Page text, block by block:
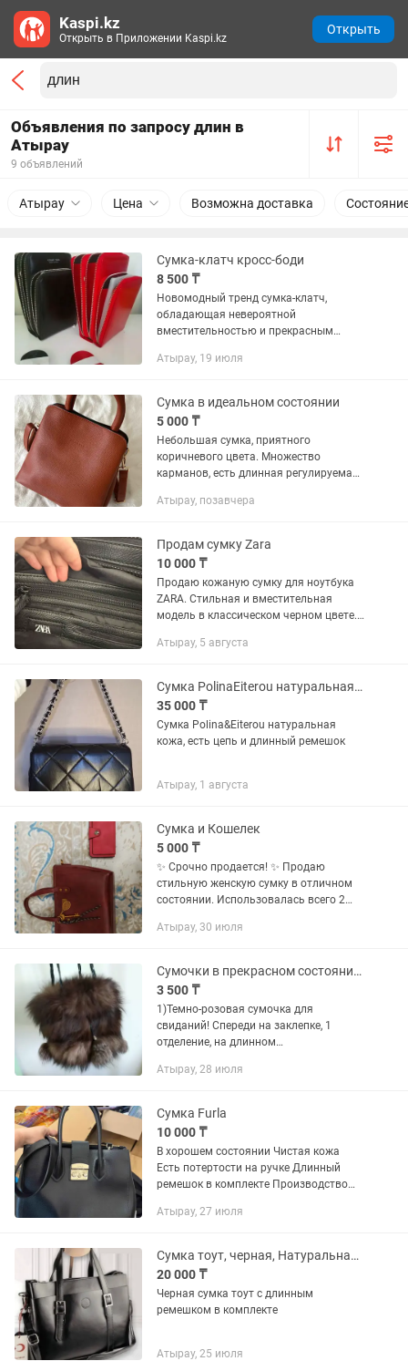
Объявления по запросу длин в
Атырау
9 объявлений
Атырау Цена Возможна доставка
Сумка-клатч кросс-боди
8 500 ₸
Новомодный тренд сумка-клатч,
обладающая невероятной
вместительностью и прекрасным
среднее отделения, кармашки для
заменитель кожи, не...
Атырау, 19 июля
Сумка в идеальном состоянии
5 000 ₸
Небольшая сумка, приятного
коричневого цвета. Множество
карманов, есть длинная регулируемая
Атырау, позавчера
Продам сумку Zara
10 000 ₸
Продаю кожаную сумку для ноутбука
ZARA. Стильная и вместительная
модель в классическом черном цвете.
повседневного использования. Есть
Атырау, 5 августа
Сумка PolinaEiterou натуральная кожа
35 000 ₸
Сумка Polina&Eiterou натуральная
кожа, есть цепь и длинный ремешок
Атырау, 1 августа
Сумка и Кошелек
5 000 ₸
✨ Срочно продается! ✨ Продаю
стильную женскую сумку в отличном
состоянии. Использовалась всего 2
несколько удобных отделений. В
Атырау, 30 июля
Сумочки в прекрасном состоянии. Меховая сумочка Новая
3 500 ₸
1)Темно-розовая сумочка для
свиданий! Спереди на заклепке, 1
отделение, на длинном
кармашка. Без дефектов. Отдам за
коричневая. Ручки...
Атырау, 28 июля
Сумка Furla
10 000 ₸
В хорошем состоянии Чистая кожа
Есть потертости на ручке Длинный
ремешок в комплекте Производство
Атырау, 27 июля
Сумка тоут, черная, Натуральная кожа
20 000 ₸
Черная сумка тоут с длинным
ремешком в комплекте
Атырау, 25 июля
Kaspi.kz
Открыть в Приложении Kaspi.kz
Открыть